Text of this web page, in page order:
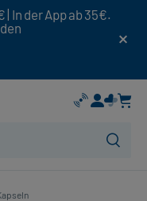
In der App ab 35€.